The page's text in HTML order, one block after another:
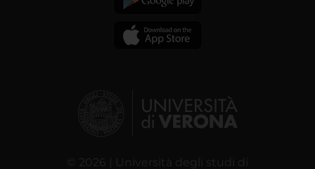
© 2026 | Università degli studi di